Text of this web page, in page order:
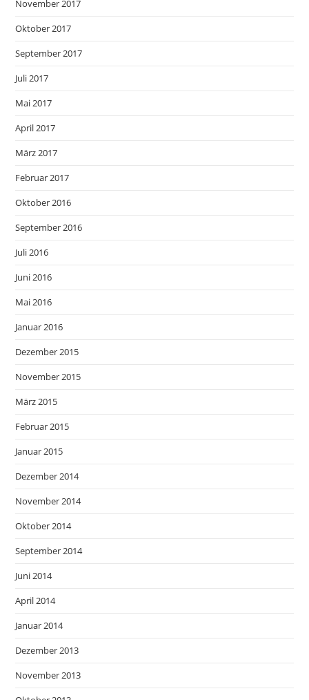
November 2017
Oktober 2017
September 2017
Juli 2017
Mai 2017
April 2017
März 2017
Februar 2017
Oktober 2016
September 2016
Juli 2016
Juni 2016
Mai 2016
Januar 2016
Dezember 2015
November 2015
März 2015
Februar 2015
Januar 2015
Dezember 2014
November 2014
Oktober 2014
September 2014
Juni 2014
April 2014
Januar 2014
Dezember 2013
November 2013